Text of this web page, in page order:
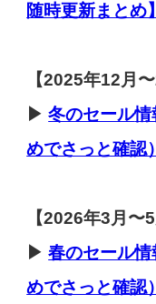
随時更新まとめ】
【 2025年12月
▶冬のセール情
めでさっと確認）
【2026年3月〜
▶春のセール情
めでさっと確認）